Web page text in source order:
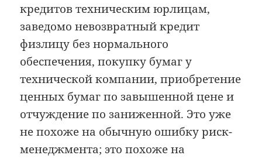
кредитов техническим юрлицам,
заведомо невозвратный кредит
физлицу без нормального
обеспечения, покупку бумаг у
технической компании, приобретение
ценных бумаг по завышенной цене и
отчуждение по заниженной. Это уже
не похоже на обычную ошибку риск-
менеджмента; это похоже на